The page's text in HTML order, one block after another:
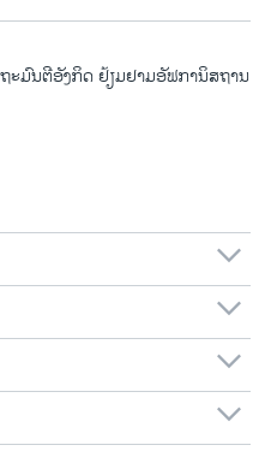
ະມົນຕີອັງກິດ ຢ້ຽມຢາມອັຟກາ​ນິສຖານ​